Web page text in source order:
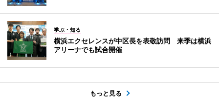
学ぶ・知る
横浜エクセレンスが中区長を表敬訪問 来季は横浜
アリーナでも試合開催
もっと見る